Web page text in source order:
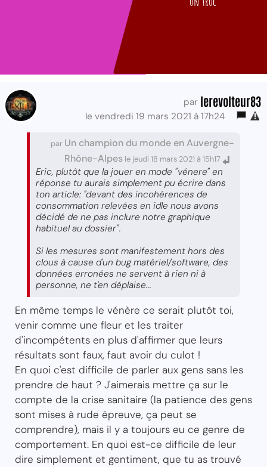
par lerevolteur83
le vendredi 19 mars 2021 à 17h24
par Un champion du monde en Auvergne-
Rhône-Alpes le jeudi 18 mars 2021 à 15h17
Eric, plutôt que la jouer en mode "vénere" en
réponse tu aurais simplement pu écrire dans
ton article: "devant des incohérences de
consommation relevées en idle nous avons
décidé de ne pas inclure notre graphique
habituel au dossier".
Si les mesures sont manifestement hors des
clous à cause d'un bug matériel/software, des
données erronées ne servent à rien ni à
personne, ne t'en déplaise...
En même temps le vénère ce serait plutôt toi,
venir comme une fleur et les traiter
d'incompétents en plus d'affirmer que leurs
résultats sont faux, faut avoir du culot !
En quoi c'est difficile de parler aux gens sans les
prendre de haut ? J'aimerais mettre ça sur le
compte de la crise sanitaire (la patience des gens
sont mises à rude épreuve, ça peut se
comprendre), mais il y a toujours eu ce genre de
comportement. En quoi est-ce difficile de leur
dire simplement et gentiment, que tu as trouvé